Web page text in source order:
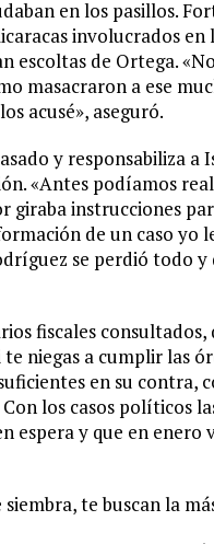
en los pasillos.
involucrados
escoltas de Ortega.
masacraron a ese
acusé», aseguró.
y responsabiliza a
«Antes podíamos
instrucciones
de un caso yo
se perdió todo
fiscales
niegas a cumplir las
en su contra,
los casos políticos
espera y que en
te buscan la